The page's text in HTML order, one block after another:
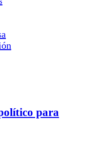
para